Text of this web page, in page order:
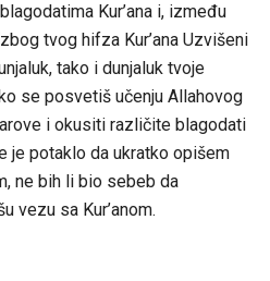
Kur’ana i, između
tvog hifza Kur’ana Uzvišeni
tako i dunjaluk tvoje
se posvetiš učenju Allahovog
i okusiti različite blagodati
je potaklo da ukratko opišem
ne bih li bio sebeb da
vezu sa Kur’anom.